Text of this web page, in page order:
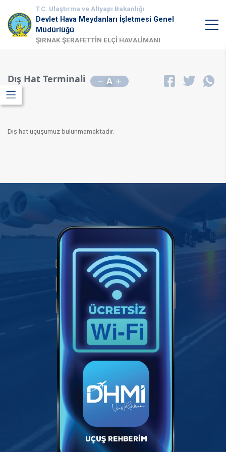
T.C. Ulaştırma ve Altyapı Bakanlığı
Devlet Hava Meydanları İşletmesi Genel
Müdürlüğü
ŞIRNAK ŞERAFETTİN ELÇİ HAVALİMANI
Dış Hat Terminali A
Dış hat uçuşumuz bulunmamaktadır.